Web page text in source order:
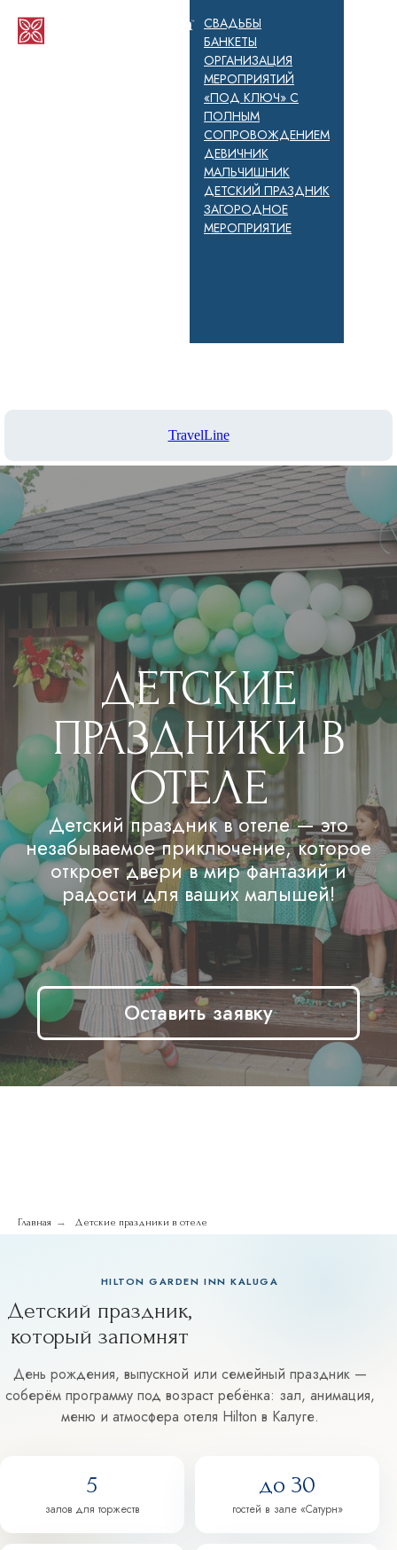
СВАДЬБЫ
БАНКЕТЫ
ОРГАНИЗАЦИЯ
МЕРОПРИЯТИЙ
«ПОД КЛЮЧ» С
ПОЛНЫМ
СОПРОВОЖДЕНИЕМ
ДЕВИЧНИК
МАЛЬЧИШНИК
ДЕТСКИЙ ПРАЗДНИК
ЗАГОРОДНОЕ
МЕРОПРИЯТИЕ
TravelLine
Оставить заявку
ДЕТСКИЕ
ПРАЗДНИКИ В
ОТЕЛЕ
Детский праздник в отеле — это
незабываемое приключение, которое
откроет двери в мир фантазий и
радости для ваших малышей!
Главная → Детские праздники в отеле
HILTON GARDEN INN KALUGA
Детский праздник,
который запомнят
День рождения, выпускной или семейный праздник —
соберём программу под возраст ребёнка: зал, анимация,
меню и атмосфера отеля Hilton в Калуге.
5
залов для торжеств
до 30
гостей в зале «Сатурн»